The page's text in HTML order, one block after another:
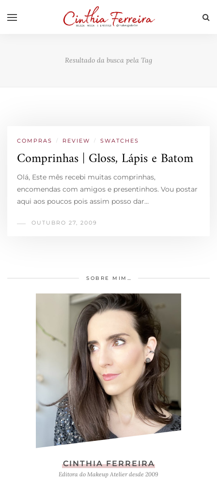
Resultado da busca pela Tag
COMPRAS / REVIEW / SWATCHES
Comprinhas | Gloss, Lápis e Batom
Olá, Este mês recebi muitas comprinhas,
encomendas com amigos e presentinhos. Vou postar
aqui aos poucos pois assim posso dar…
OUTUBRO 27, 2009
SOBRE MIM…
CINTHIA FERREIRA
Editora do Makeup Atelier desde 2009